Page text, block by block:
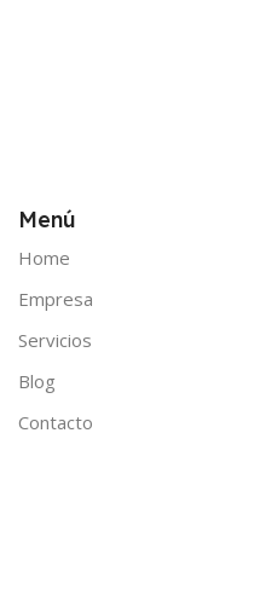
Menú
Home
Empresa
Servicios
Blog
Contacto